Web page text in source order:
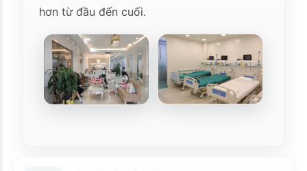
hơn từ đầu đến cuối.